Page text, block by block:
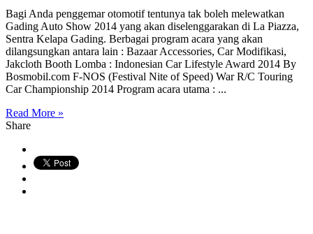
Bagi Anda penggemar otomotif tentunya tak boleh melewatkan
Gading Auto Show 2014 yang akan diselenggarakan di La Piazza,
Sentra Kelapa Gading. Berbagai program acara yang akan
dilangsungkan antara lain : Bazaar Accessories, Car Modifikasi,
Jakcloth Booth Lomba : Indonesian Car Lifestyle Award 2014 By
Bosmobil.com F-NOS (Festival Nite of Speed) War R/C Touring
Car Championship 2014 Program acara utama : ...
Read More »
Share